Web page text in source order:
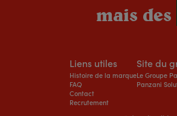
mais des
Liens utiles
Histoire de la marque
FAQ
Contact
Recrutement
Site du
Le Groupe
Panzani